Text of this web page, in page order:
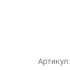
Артикул: